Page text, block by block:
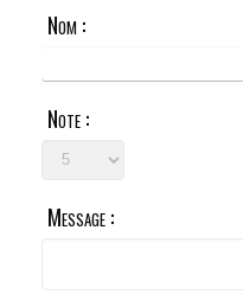
Nom :
Note :
Message :